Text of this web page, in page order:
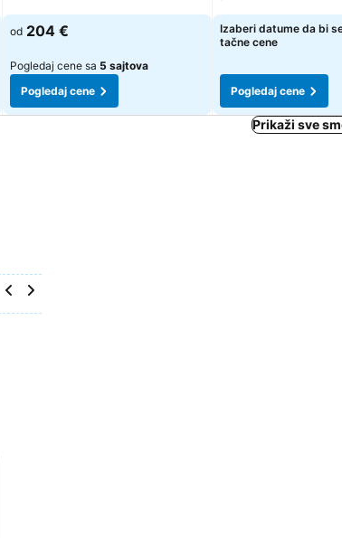
od 204 €
Pogledaj cene sa 5 sajtova
Pogledaj cene
Izaberi datume da bi
tačne cene
Pogledaj cene
Prikaži sve